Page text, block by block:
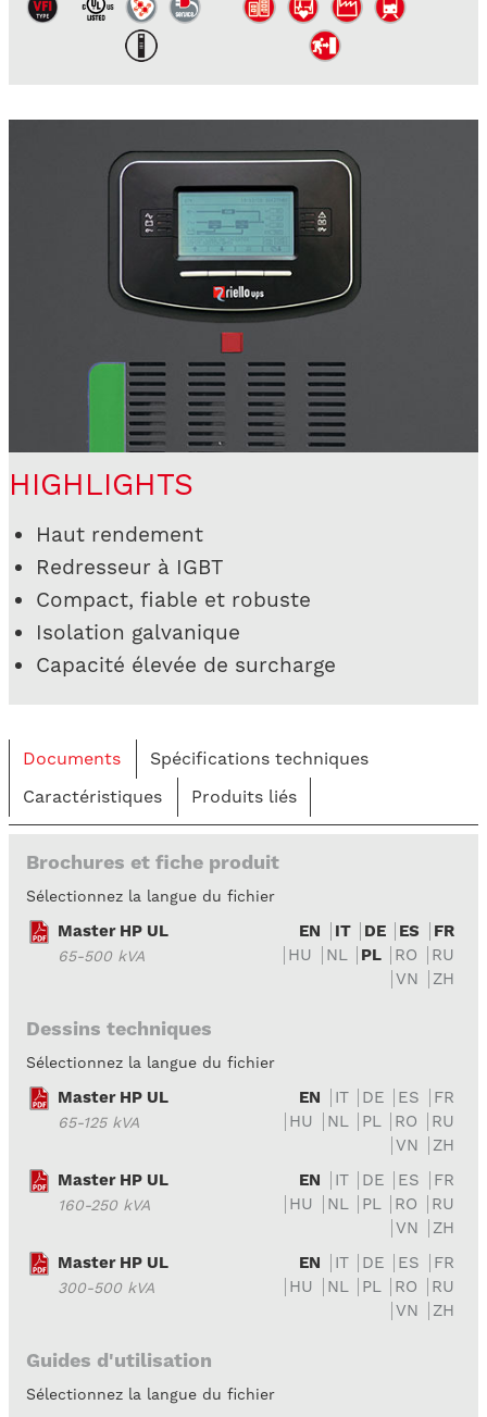
HIGHLIGHTS
Haut rendement
Redresseur à IGBT
Compact, fiable et robuste
Isolation galvanique
Capacité élevée de surcharge
Documents
Spécifications techniques
Caractéristiques
Produits liés
Brochures et fiche produit
Sélectionnez la langue du fichier
Master HP UL
65-500 kVA
EN IT DE ES
FR
HU
NL PL RO
RU
VN
ZH
Dessins techniques
Sélectionnez la langue du fichier
Master HP UL
65-125 kVA
EN IT DE ES
FR
HU
NL PL RO
RU
VN
ZH
Master HP UL
160-250 kVA
EN IT DE ES
FR
HU
NL PL RO
RU
VN
ZH
Master HP UL
300-500 kVA
EN IT DE ES
FR
HU
NL PL RO
RU
VN
ZH
Guides d'utilisation
Sélectionnez la langue du fichier